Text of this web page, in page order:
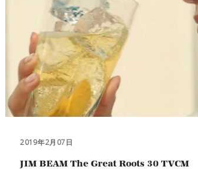
2019年2月07日
JIM BEAM The Great Roots 30 TVCM